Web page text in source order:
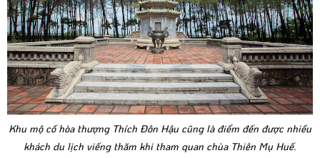
Khu mộ cố hòa thượng Thích Đôn Hậu cũng là điểm đến được nhiều
khách du lịch viếng thăm khi tham quan chùa Thiên Mụ Huế.